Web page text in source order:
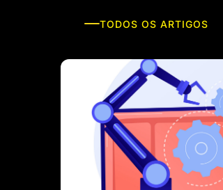
TODOS OS ARTIGOS